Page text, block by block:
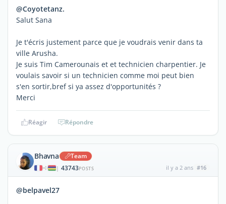
@Coyotetanz.
Salut Sana
Je t'écris justement parce que je voudrais venir dans ta
ville Arusha.
Je suis Tim Camerounais et et technicien charpentier. Je
voulais savoir si un technicien comme moi peut bien
s'en sortir,bref si ya assez d'opportunités ?
Merci
Réagir Répondre
Bhavna Team
| 43743POSTS il y a 2 ans #16
@belpavel27